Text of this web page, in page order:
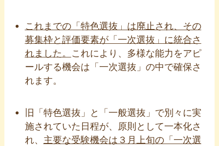
これまでの「特色選抜」は廃止され、その
募集枠と評価要素が「一次選抜」に統合さ
れました。
これにより、多様な能力をアピ
ールする機会は「一次選抜」の中で確保さ
れます。
旧「特色選抜」と「一般選抜」で別々に実
施されていた日程が、原則として一本化さ
れ、 主要な受験機会は３月上旬の「一次選